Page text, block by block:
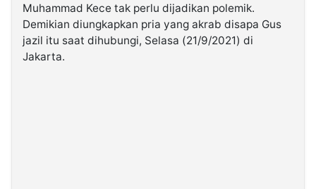
2026
Kabarbaru
Muhammad Kece tak perlu dijadikan polemik.
Demikian diungkapkan pria yang akrab disapa Gus
jazil itu saat dihubungi, Selasa (21/9/2021) di
Jakarta.